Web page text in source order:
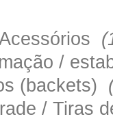
/
(backets)
/ Tiras